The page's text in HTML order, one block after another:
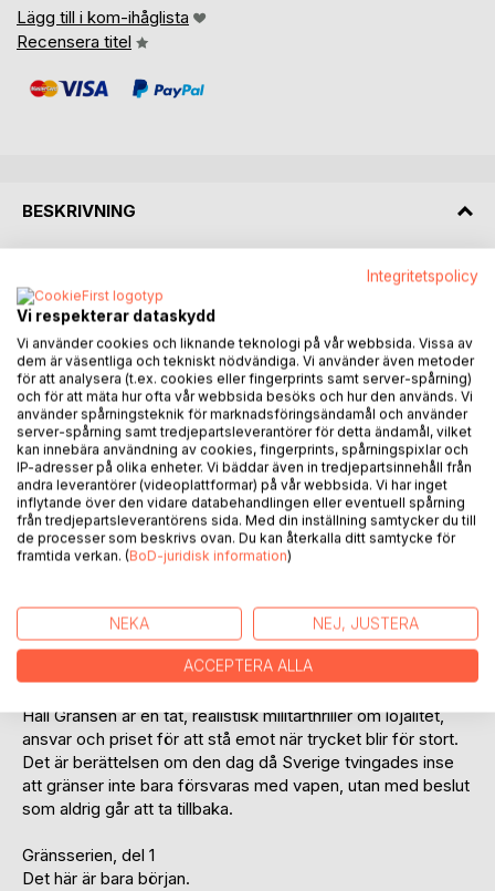
Lägg till i kom-ihåglista
Recensera titel
BESKRIVNING
När ett skuggfartyg driver in på svenskt territorialvatten
förändras allt.
Kommendörkapten Martin Bertilsson, ny fartygschef på
HMS Visby, ställs inför ett till synes rutinmässigt uppdrag:
att skydda Sveriges gräns och undvika eskalation. Men
bakom nödanropet döljer sig något långt farligare än ett
motorhaveri.
Ett beslagtaget fartyg.
Ett ryskt krigsfartyg på väg.
Beväpnade män som inte backar.
brutalt gisslandrama avslöjar ett angrepp som inte följer
några kända regler. Gränsen mellan krig och fred suddas ut,
och ingen vet längre var nästa slag kommer falla.
Håll Gränsen är en tät, realistisk militärthriller om lojalitet,
ansvar och priset för att stå emot när trycket blir för stort.
Det är berättelsen om den dag då Sverige tvingades inse
att gränser inte bara försvaras med vapen, utan med beslut
som aldrig går att ta tillbaka.
Gränsserien, del 1
Det här är bara början.
Integritetspolicy
Vi respekterar dataskydd
Vi använder cookies och liknande teknologi på vår webbsida. Vissa av
dem är väsentliga och tekniskt nödvändiga. Vi använder även metoder
för att analysera (t.ex. cookies eller fingerprints samt server-spårning)
och för att mäta hur ofta vår webbsida besöks och hur den används. Vi
använder spårningsteknik för marknadsföringsändamål och använder
server-spårning samt tredjepartsleverantörer för detta ändamål, vilket
kan innebära användning av cookies, fingerprints, spårningspixlar och
IP-adresser på olika enheter. Vi bäddar även in tredjepartsinnehåll från
andra leverantörer (videoplattformar) på vår webbsida. Vi har inget
inflytande över den vidare databehandlingen eller eventuell spårning
från tredjepartsleverantörens sida. Med din inställning samtycker du till
de processer som beskrivs ovan. Du kan återkalla ditt samtycke för
framtida verkan. (BoD-juridisk information)
NEKA NEJ, JUSTERA
ACCEPTERA ALLA